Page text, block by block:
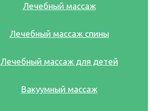
Лечебный массаж
Лечебный массаж спины
Лечебный массаж для детей
Вакуумный массаж